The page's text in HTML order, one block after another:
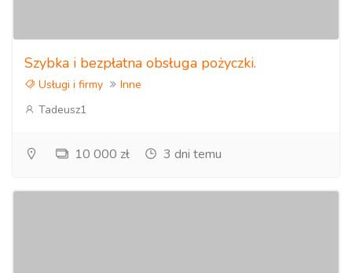
Szybka i bezpłatna obsługa pożyczki.
Usługi i firmy
Inne
Tadeusz1
10 000 zł 3 dni temu